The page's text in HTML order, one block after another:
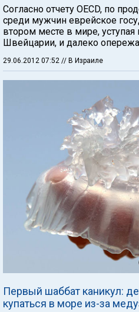
Согласно отчету OECD, по
среди мужчин еврейское
втором месте в мире,
Швейцарии, и далеко
29.06.2012 07:52 // В Израиле
Первый шаббат каникул:
купаться в море из-за